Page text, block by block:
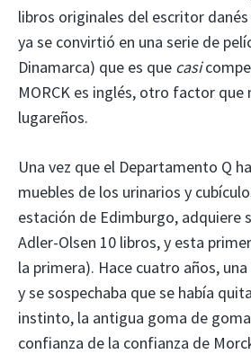
libros originales del escritor
ya se convirtió en una serie de
Dinamarca) que es que casi
MORCK es inglés, otro factor que
lugareños.
Una vez que el Departamento Q
muebles de los urinarios y
estación de Edimburgo, adquiere
Adler-Olsen 10 libros, y esta
la primera). Hace cuatro años,
y se sospechaba que se había
instinto, la antigua goma de
confianza de la confianza de